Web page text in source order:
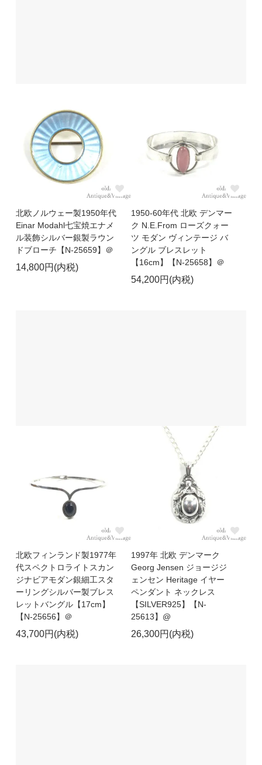
北欧ノルウェー製1950年代
Einar Modahl七宝焼エナメ
ル装飾シルバー銀製ラウン
ドブローチ【N-25659】＠
14,800円(内税)
1950-60年代 北欧 デンマー
ク N.E.From ローズクォー
ツ モダン ヴィンテージ バ
ングル ブレスレット
【16cm】【N-25658】＠
54,200円(内税)
北欧フィンランド製1977年
代スペクトロライトスカン
ジナビアモダン銀細工スタ
ーリングシルバー製ブレス
レットバングル【17cm】
【N-25656】＠
43,700円(内税)
1997年 北欧 デンマーク
Georg Jensen ジョージジ
ェンセン Heritage イヤー
ペンダント ネックレス
【SILVER925】【N-
25613】@
26,300円(内税)